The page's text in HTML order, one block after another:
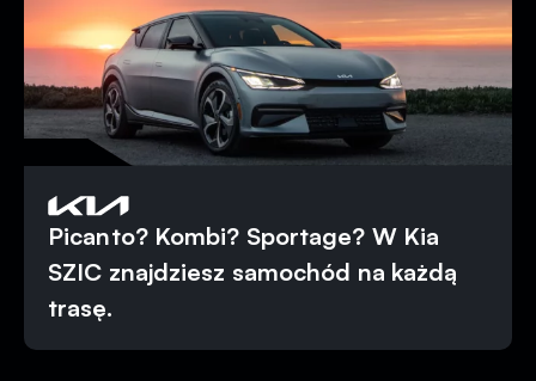
Picanto? Kombi? Sportage? W Kia
SZIC znajdziesz samochód na każdą
trasę.